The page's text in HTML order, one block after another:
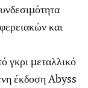
και
γκρι μεταλλικό
έκδοση Abyss